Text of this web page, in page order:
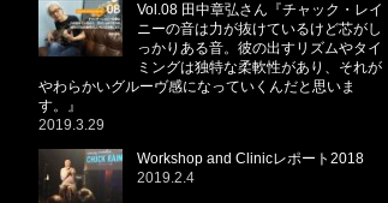
Vol.08 田中章弘さん『チャック・レイ
ニーの音は力が抜けているけど芯がし
っかりある音。彼の出すリズムやタイ
ミングは独特な柔軟性があり、それが
やわらかいグルーヴ感になっていくんだと思いま
す。』
2019.3.29
Workshop and Clinicレポート2018
2019.2.4